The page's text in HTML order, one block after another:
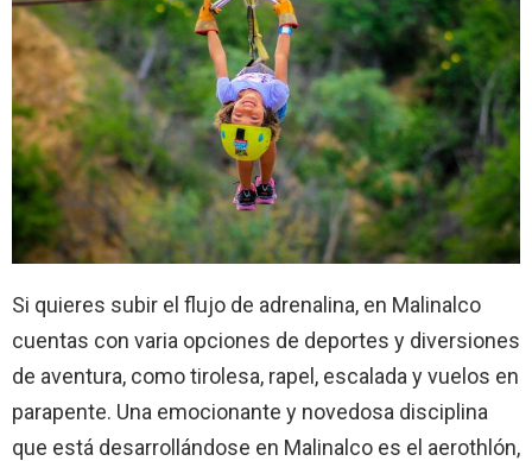
Si quieres subir el flujo de adrenalina, en Malinalco
cuentas con varia opciones de deportes y diversiones
de aventura, como tirolesa, rapel, escalada y vuelos en
parapente. Una emocionante y novedosa disciplina
que está desarrollándose en Malinalco es el aerothlón,